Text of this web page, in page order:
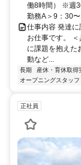
働8時間） ※週
勤務A＞9：30
仕事内容 発達
お仕事です。
に課題を抱えた
動など...
長期 産休・育休取得
オープニングスタッフ
正社員